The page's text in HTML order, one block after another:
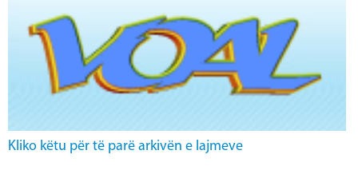
Kliko këtu për të parë arkivën e lajmeve